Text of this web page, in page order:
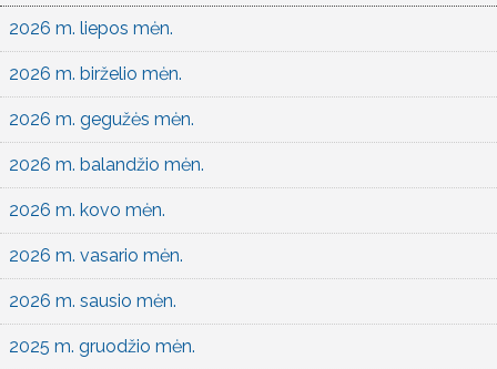
2026 m. liepos mėn.
2026 m. birželio mėn.
2026 m. gegužės mėn.
2026 m. balandžio mėn.
2026 m. kovo mėn.
2026 m. vasario mėn.
2026 m. sausio mėn.
2025 m. gruodžio mėn.